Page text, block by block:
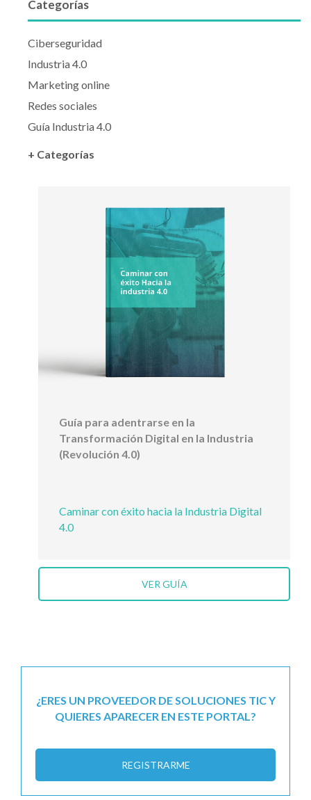
Categorías
Ciberseguridad
Industria 4.0
Marketing online
Redes sociales
Guía Industria 4.0
+ Categorías
Guía para adentrarse en la
Transformación Digital en la Industria
(Revolución 4.0)
Caminar con éxito hacia la Industria Digital
4.0
VER GUÍA
¿ERES UN PROVEEDOR DE SOLUCIONES TIC Y
QUIERES APARECER EN ESTE PORTAL?
REGISTRARME